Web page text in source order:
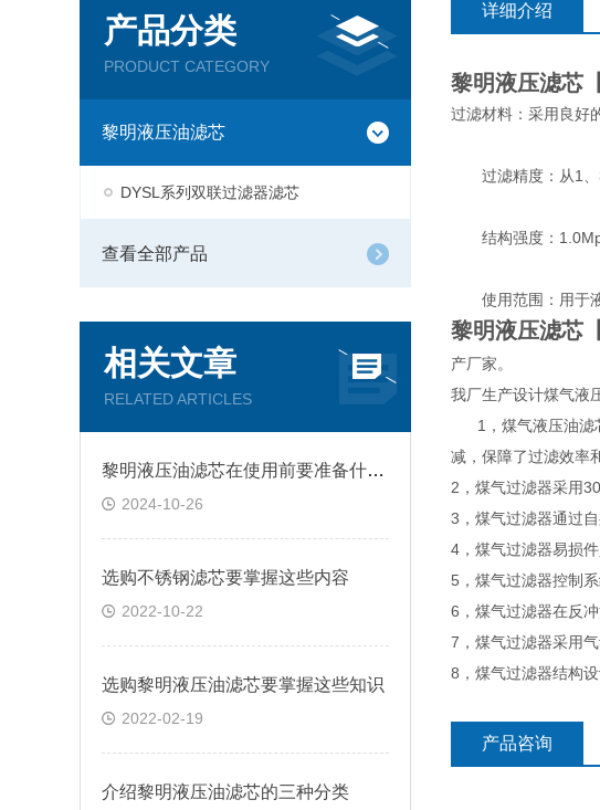
产品分类
PRODUCT CATEGORY
黎明液压油滤芯
DYSL系列双联过滤器滤芯
查看全部产品
相关文章
RELATED ARTICLES
黎明液压油滤芯在使用前要准备什么你知道吗？
2024-10-26
选购不锈钢滤芯要掌握这些内容
2022-10-22
选购黎明液压油滤芯要掌握这些知识
2022-02-19
介绍黎明液压油滤芯的三种分类
详细介绍
黎明液压滤芯
过滤材料：采用良好
过滤精度：从1
结构强度：
使用范围：用于液
黎明液压滤芯
产厂家。
我厂生产设计煤气液
1，煤气液压油滤
减，保障了过滤效率
2，煤气过滤器采用
3，煤气过滤器通过
4，煤气过滤器易损
5，煤气过滤器控制
6，煤气过滤器在反
7，煤气过滤器采用
8，煤气过滤器结构
产品咨询